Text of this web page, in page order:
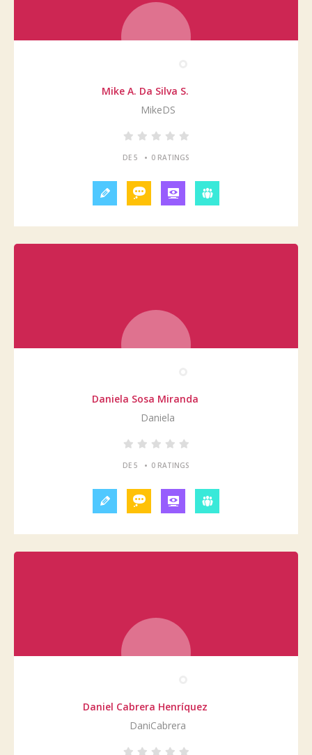
Mike A. Da Silva S.
MikeDS
DE 5 • 0 RATINGS
Daniela Sosa Miranda
Daniela
DE 5 • 0 RATINGS
Daniel Cabrera Henríquez
DaniCabrera